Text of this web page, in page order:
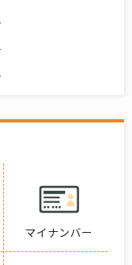
マイナンバー